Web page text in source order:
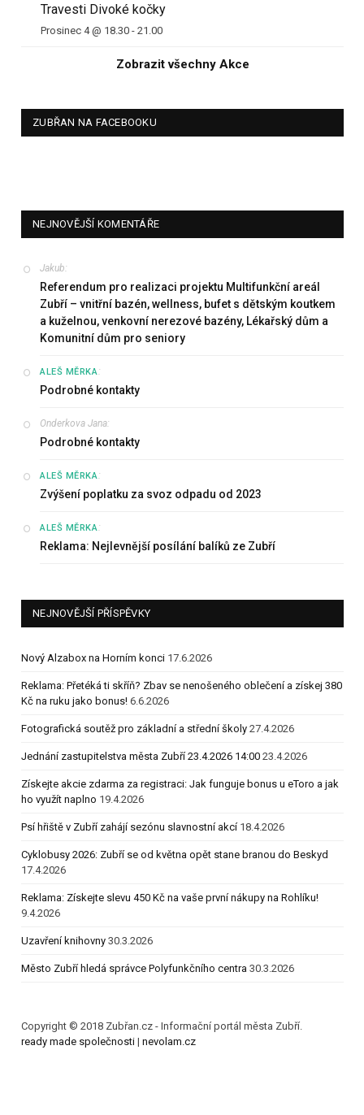
Travesti Divoké kočky
Prosinec 4 @ 18.30 - 21.00
Zobrazit všechny Akce
ZUBŘAN NA FACEBOOKU
NEJNOVĚJŠÍ KOMENTÁŘE
Jakub:
Referendum pro realizaci projektu Multifunkční areál
Zubří – vnitřní bazén, wellness, bufet s dětským koutkem
a kuželnou, venkovní nerezové bazény, Lékařský dům a
Komunitní dům pro seniory
ALEŠ MĚRKA:
Podrobné kontakty
Onderkova Jana:
Podrobné kontakty
ALEŠ MĚRKA:
Zvýšení poplatku za svoz odpadu od 2023
ALEŠ MĚRKA:
Reklama: Nejlevnější posílání balíků ze Zubří
NEJNOVĚJŠÍ PŘÍSPĚVKY
Nový Alzabox na Horním konci 17.6.2026
Reklama: Přetéká ti skříň? Zbav se nenošeného oblečení a získej 380
Kč na ruku jako bonus! 6.6.2026
Fotografická soutěž pro základní a střední školy 27.4.2026
Jednání zastupitelstva města Zubří 23.4.2026 14:00 23.4.2026
Získejte akcie zdarma za registraci: Jak funguje bonus u eToro a jak
ho využít naplno 19.4.2026
Psí hřiště v Zubří zahájí sezónu slavnostní akcí 18.4.2026
Cyklobusy 2026: Zubří se od května opět stane branou do Beskyd
17.4.2026
Reklama: Získejte slevu 450 Kč na vaše první nákupy na Rohlíku!
9.4.2026
Uzavření knihovny 30.3.2026
Město Zubří hledá správce Polyfunkčního centra 30.3.2026
Copyright © 2018 Zubřan.cz - Informační portál města Zubří.
ready made společnosti | nevolam.cz